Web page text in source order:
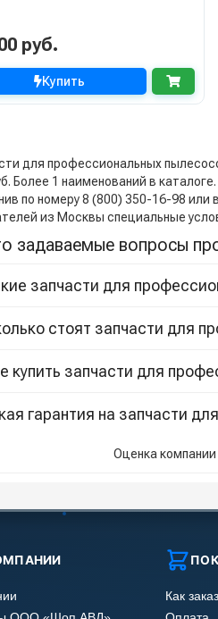
руб.
Купить
для профессиональных
Более 1 наименований в
по номеру 8 (800) 350-16-98
из Москвы специальные
задаваемые вопросы
запчасти для
стоят запчасти для
купить запчасти для
гарантия на запчасти
Оценка
Как